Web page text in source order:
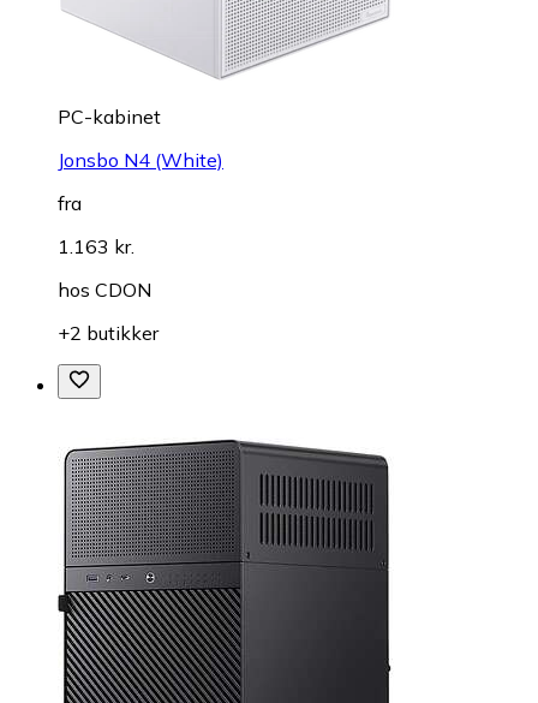
PC-kabinet
Jonsbo N4 (White)
fra
1.163 kr.
hos CDON
+2 butikker